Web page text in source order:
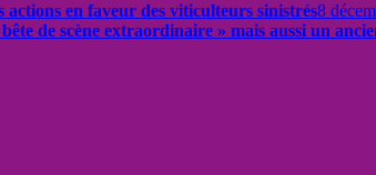
en faveur des viticulteurs sinistrés8
de scène extraordinaire » mais aussi un